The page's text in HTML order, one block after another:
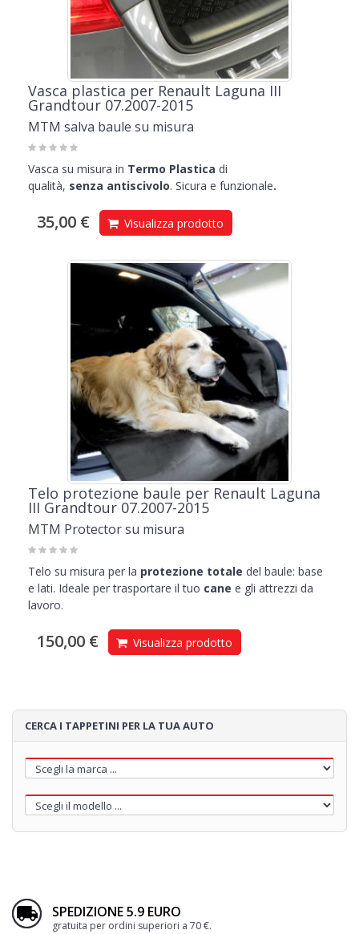
Vasca plastica per Renault Laguna III
Grandtour 07.2007-2015
MTM salva baule su misura
Vasca su misura in Termo Plastica di
qualità, senza antiscivolo. Sicura e funzionale.
35,00 € Visualizza prodotto
Telo protezione baule per Renault Laguna
III Grandtour 07.2007-2015
MTM Protector su misura
Telo su misura per la protezione totale del baule: base
e lati. Ideale per trasportare il tuo cane e gli attrezzi da
lavoro.
150,00 € Visualizza prodotto
CERCA I TAPPETINI PER LA TUA AUTO
SPEDIZIONE 5.9 EURO
gratuita per ordini superiori a 70 €.